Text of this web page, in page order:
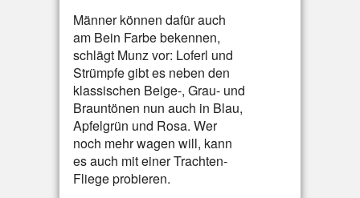
Männer können dafür auch
am Bein Farbe bekennen,
schlägt Munz vor: Loferl und
Strümpfe gibt es neben den
klassischen Beige-, Grau- und
Brauntönen nun auch in Blau,
Apfelgrün und Rosa. Wer
noch mehr wagen will, kann
es auch mit einer Trachten-
Fliege probieren.